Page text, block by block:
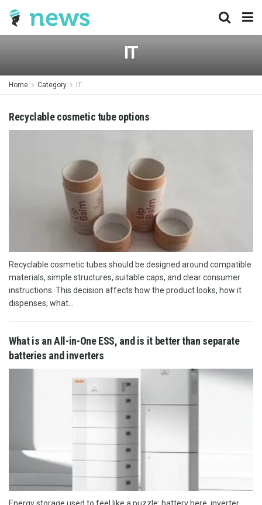
IT
Home Category IT
Recyclable cosmetic tube options
Recyclable cosmetic tubes should be designed around compatible
materials, simple structures, suitable caps, and clear consumer
instructions. This decision affects how the product looks, how it
dispenses, what...
What is an All-in-One ESS, and is it better than separate
batteries and inverters